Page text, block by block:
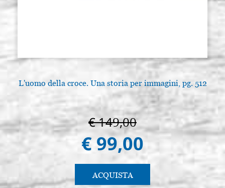
L'uomo della croce. Una storia per immagini, pg. 512
€ 149,00
€ 99,00
ACQUISTA